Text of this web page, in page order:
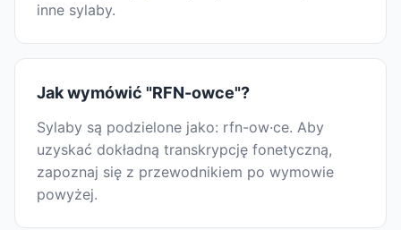
inne sylaby.
Jak wymówić "RFN-owce"?
Sylaby są podzielone jako: rfn-ow·ce. Aby
uzyskać dokładną transkrypcję fonetyczną,
zapoznaj się z przewodnikiem po wymowie
powyżej.